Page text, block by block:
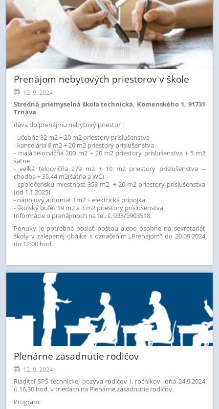
Prenájom nebytových priestorov v škole
12. 9. 2024
Stredná priemyselná škola technická, Komenského 1, 91731
Trnava
dáva do prenájmu nebytový priestor :
- učebňa 32 m2 + 20 m2 priestory príslušenstva
- kancelária 8 m2 + 20 m2 priestory príslušenstva
- malá telocvičňa 200 m2 + 20 m2 priestory príslušenstva + 5 m2
šatne
- veľká telocvičňa 279 m2 + 10 m2 priestory príslušenstva –
chodba + 35,44 m2(šatňa a WC)
- spoločenskú miestnosť 358 m2 + 20 m2 priestory príslušenstva
(od 1.1.2025)
- nápojový automat 1m2 + elektrická prípojka
- školský bufet 19 m2 a 3 m2 priestory príslušenstva
Informácie o prenájmoch na tel. č. 033/5903518.
Ponuky je potrebné poslať poštou alebo osobne na sekretariát
školy v zalepenej obálke s označením „Prenájom“ do 20.09.2024
do 12:00 hod.
Plenárne zasadnutie rodičov
12. 9. 2024
Riaditeľ SPŠ technickej pozýva rodičov I. ročníkov dňa 24.9.2024
o 16,30 hod. v triedach na Plenárne zasadnutie rodičov.
Program: